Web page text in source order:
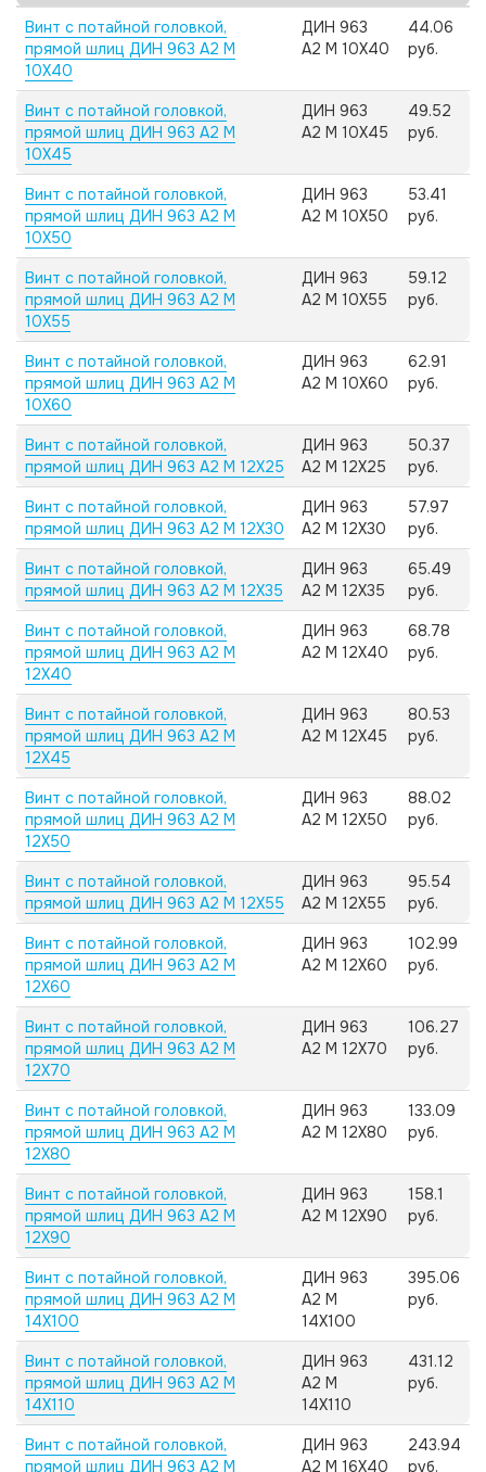
Винт с потайной головкой,
прямой шлиц ДИН 963 А2 M
10X40
ДИН 963
А2 M 10X40
44.06
руб.
Винт с потайной головкой,
прямой шлиц ДИН 963 А2 M
10X45
ДИН 963
А2 M 10X45
49.52
руб.
Винт с потайной головкой,
прямой шлиц ДИН 963 А2 M
10X50
ДИН 963
А2 M 10X50
53.41
руб.
Винт с потайной головкой,
прямой шлиц ДИН 963 А2 M
10X55
ДИН 963
А2 M 10X55
59.12
руб.
Винт с потайной головкой,
прямой шлиц ДИН 963 А2 M
10X60
ДИН 963
А2 M 10X60
62.91
руб.
Винт с потайной головкой,
прямой шлиц ДИН 963 А2 M 12X25
ДИН 963
А2 M 12X25
50.37
руб.
Винт с потайной головкой,
прямой шлиц ДИН 963 А2 M 12X30
ДИН 963
А2 M 12X30
57.97
руб.
Винт с потайной головкой,
прямой шлиц ДИН 963 А2 M 12X35
ДИН 963
А2 M 12X35
65.49
руб.
Винт с потайной головкой,
прямой шлиц ДИН 963 А2 M
12X40
ДИН 963
А2 M 12X40
68.78
руб.
Винт с потайной головкой,
прямой шлиц ДИН 963 А2 M
12X45
ДИН 963
А2 M 12X45
80.53
руб.
Винт с потайной головкой,
прямой шлиц ДИН 963 А2 M
12X50
ДИН 963
А2 M 12X50
88.02
руб.
Винт с потайной головкой,
прямой шлиц ДИН 963 А2 M 12X55
ДИН 963
А2 M 12X55
95.54
руб.
Винт с потайной головкой,
прямой шлиц ДИН 963 А2 M
12X60
ДИН 963
А2 M 12X60
102.99
руб.
Винт с потайной головкой,
прямой шлиц ДИН 963 А2 M
12X70
ДИН 963
А2 M 12X70
106.27
руб.
Винт с потайной головкой,
прямой шлиц ДИН 963 А2 M
12X80
ДИН 963
А2 M 12X80
133.09
руб.
Винт с потайной головкой,
прямой шлиц ДИН 963 А2 M
12X90
ДИН 963
А2 M 12X90
158.1
руб.
Винт с потайной головкой,
прямой шлиц ДИН 963 А2 M
14X100
ДИН 963
А2 M
14X100
395.06
руб.
Винт с потайной головкой,
прямой шлиц ДИН 963 А2 M
14X110
ДИН 963
А2 M
14X110
431.12
руб.
Винт с потайной головкой,
прямой шлиц ДИН 963 А2 M
ДИН 963
А2 M 16X40
243.94
руб.